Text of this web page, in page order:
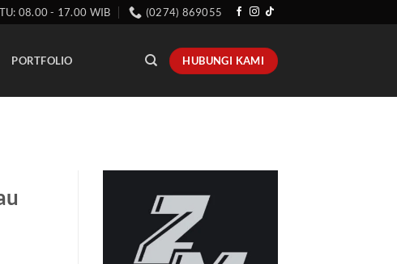
08.00 - 17.00 WIB (0274) 869055
PORTFOLIO HUBUNGI KAMI